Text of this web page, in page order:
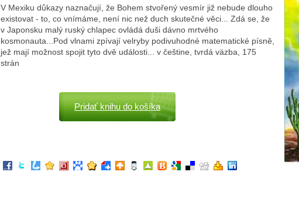
V Mexiku důkazy naznačují, že Bohem stvořený vesmír již nebude dlouho
existovat - to, co vnímáme, není nic než duch skutečné věci... Zdá se, že
v Japonsku malý ruský chlapec ovládá duši dávno mrtvého
kosmonauta...Pod vlnami zpívají velryby podivuhodné matematické písně,
jež mají možnost spojit tyto dvě události... v češtine, tvrdá väzba, 175
strán
Pridať knihu do košíka